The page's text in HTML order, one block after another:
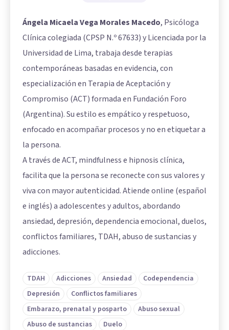
Ángela Micaela Vega Morales Macedo, Psicóloga
Clínica colegiada (CPSP N.º 67633) y Licenciada por la
Universidad de Lima, trabaja desde terapias
contemporáneas basadas en evidencia, con
especialización en Terapia de Aceptación y
Compromiso (ACT) formada en Fundación Foro
(Argentina). Su estilo es empático y respetuoso,
enfocado en acompañar procesos y no en etiquetar a
la persona.
A través de ACT, mindfulness e hipnosis clínica,
facilita que la persona se reconecte con sus valores y
viva con mayor autenticidad. Atiende online (español
e inglés) a adolescentes y adultos, abordando
ansiedad, depresión, dependencia emocional, duelos,
conflictos familiares, TDAH, abuso de sustancias y
adicciones.
TDAH Adicciones Ansiedad
Codependencia
Depresión
Conflictos familiares
Embarazo, prenatal y posparto
Abuso sexual
Abuso de sustancias
Duelo